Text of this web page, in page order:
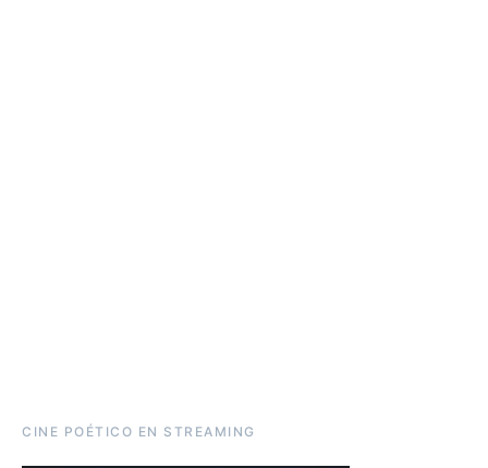
CINE POÉTICO EN STREAMING